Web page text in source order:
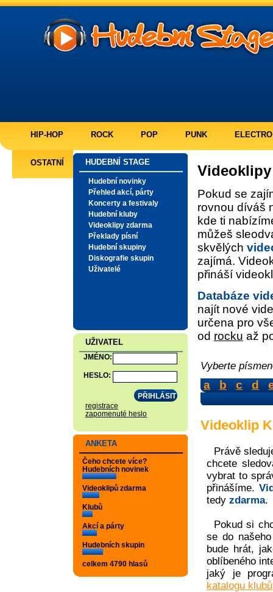
HIP-HOP ROCK POP PUNK ELECTRO
OSTATNÍ HUDEBNÍ STAGE
Hudební novinky
Přehled akcí, párty
Koncerty a festivaly
Hudební kluby
Videoklipy zdarma
Překlady písní
Hudební skupiny
Diskografie skupin
Uživatelé
UŽIVATEL
JMÉNO:
HESLO:
registrace
zapomenuté heslo
ANKETA
Čeho chcete více?
Hudebních novinek
Videoklipů zdarma
Klubů
Akcí a párty
Hudebních skupin
celkem 4790 hlasů
Pokud se
rovnou díváš
kde ti
můžeš
skvělých
zajímá.
přináší
Databáze
najít nové
určena pro
od rocku až
Vyberte
a b c d
Videoklip
Právě
chcete
vybrat to
přinášíme.
tedy zdarma.
Pokud si
se do
bude hrát,
oblíbeného
jaký je
katalogu klubů